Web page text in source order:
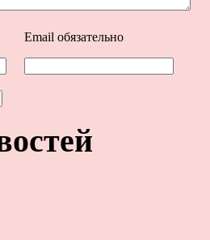
Email обязательно